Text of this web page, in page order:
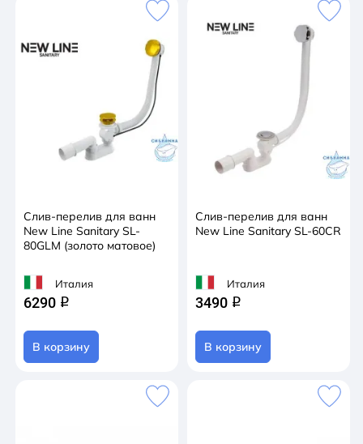
Слив-перелив для ванн
New Line Sanitary SL-
80GLM (золото матовое)
Италия
6290 q
В корзину
Слив-перелив для ванн
New Line Sanitary SL-60CR
Италия
3490 q
В корзину